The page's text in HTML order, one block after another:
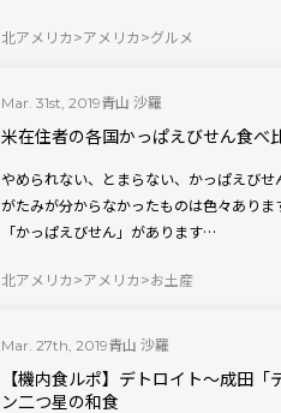
北アメリカ アメリカ グルメ
Mar. 31st, 2019青山 沙羅
米在住者の各国かっぱえびせん食べ
やめられない、とまらない、かっぱえびせん。 日本にいる時は身近にあり過ぎて
がたみが分からなかったものは色々あり
「かっぱえびせん」があります…
北アメリカ アメリカ お土産
Mar. 27th, 2019青山 沙羅
【機内食ルポ】デトロイト〜成田
ン二つ星の和食